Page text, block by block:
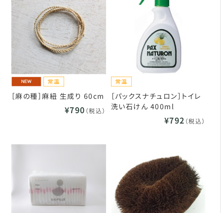
［麻の種］麻紐 生成り 60cm
¥790 （税込）
［パックスナチュロン］トイレ
洗い石けん 400ml
¥792 （税込）